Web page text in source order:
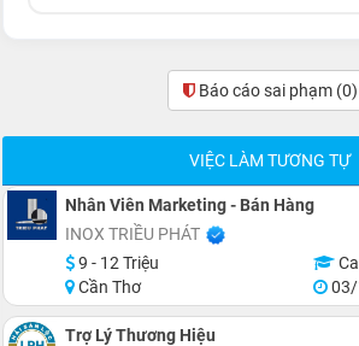
Báo cáo sai phạm (0)
VIỆC LÀM TƯƠNG TỰ
Nhân Viên Marketing - Bán Hàng
INOX TRIỀU PHÁT
9 - 12 Triệu
Cần Thơ
03/
Trợ Lý Thương Hiệu